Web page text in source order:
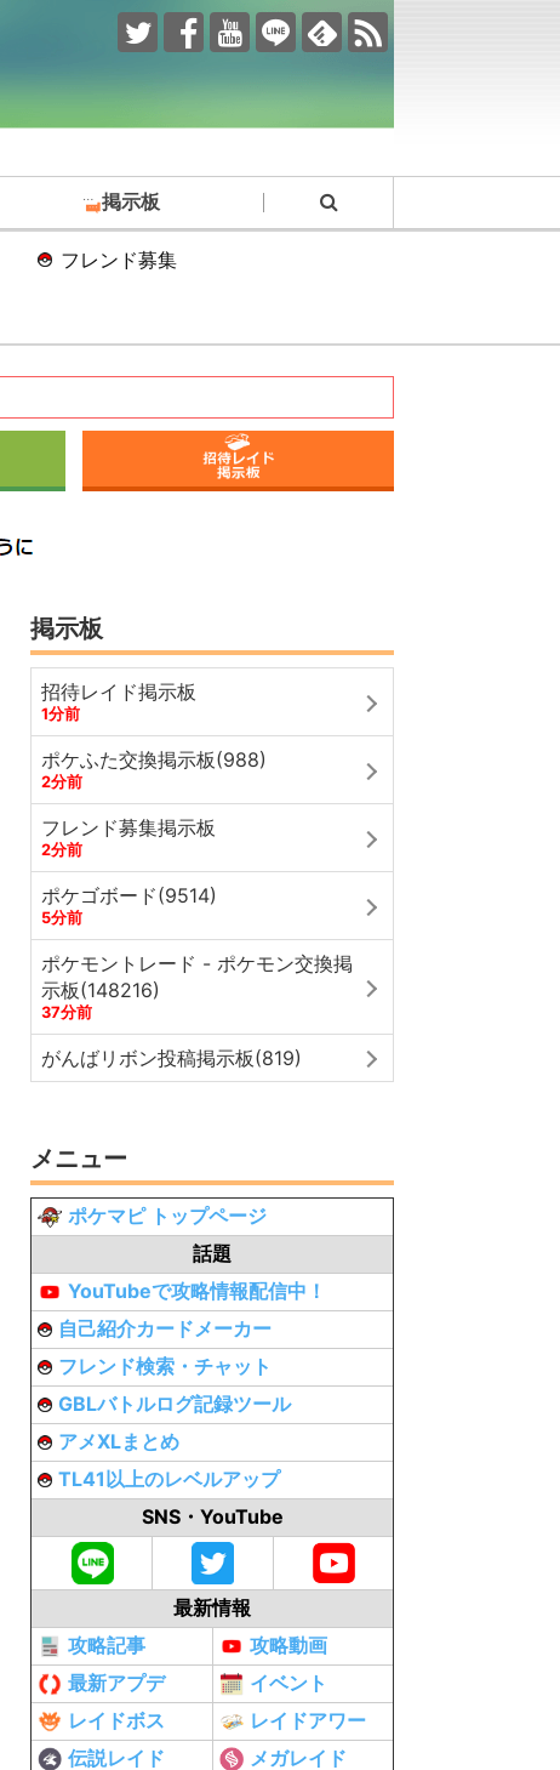
掲示板
フレンド募集
掲示板
招待レイド掲示板
1分前
ポケふた交換掲示板(988)
2分前
フレンド募集掲示板
2分前
ポケゴボード(9514)
5分前
ポケモントレード - ポケモン交換掲
示板(148216)
37分前
がんばリボン投稿掲示板(819)
メニュー
ポケマピ トップページ
話題
YouTubeで攻略情報配信中！
自己紹介カードメーカー
フレンド検索・チャット
GBLバトルログ記録ツール
アメXLまとめ
TL41以上のレベルアップ
SNS・YouTube
最新情報
攻略記事
攻略動画
最新アプデ
イベント
レイドボス
レイドアワー
伝説レイド
メガレイド